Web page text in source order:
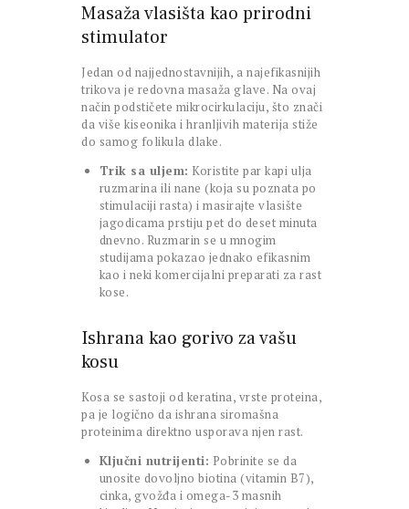
Masaža vlasišta kao prirodni
stimulator
Jedan od najjednostavnijih, a najefikasnijih
trikova je redovna masaža glave. Na ovaj
način podstičete mikrocirkulaciju, što znači
da više kiseonika i hranljivih materija stiže
do samog folikula dlake.
Trik sa uljem: Koristite par kapi ulja
ruzmarina ili nane (koja su poznata po
stimulaciji rasta) i masirajte vlasište
jagodicama prstiju pet do deset minuta
dnevno. Ruzmarin se u mnogim
studijama pokazao jednako efikasnim
kao i neki komercijalni preparati za rast
kose.
Ishrana kao gorivo za vašu
kosu
Kosa se sastoji od keratina, vrste proteina,
pa je logično da ishrana siromašna
proteinima direktno usporava njen rast.
Ključni nutrijenti: Pobrinite se da
unosite dovoljno biotina (vitamin B7),
cinka, gvožđa i omega-3 masnih